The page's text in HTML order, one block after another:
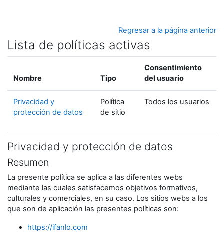
Regresar a la página anterior
Lista de políticas activas
Nombre Tipo
Consentimiento
del usuario
Privacidad y
protección de datos
Política
de sitio
Todos los usuarios
Privacidad y protección de datos
Resumen
La presente política se aplica a las diferentes webs
mediante las cuales satisfacemos objetivos formativos,
culturales y comerciales, en su caso. Los sitios webs a los
que son de aplicación las presentes políticas son:
https://ifanlo.com